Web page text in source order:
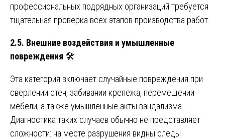
профессиональных подрядных организаций требуется
тщательная проверка всех этапов производства работ.
2.5. Внешние воздействия и умышленные
повреждения 🛠️
Эта категория включает случайные повреждения при
сверлении стен, забивании крепежа, перемещении
мебели, а также умышленные акты вандализма.
Диагностика таких случаев обычно не представляет
сложности: на месте разрушения видны следы